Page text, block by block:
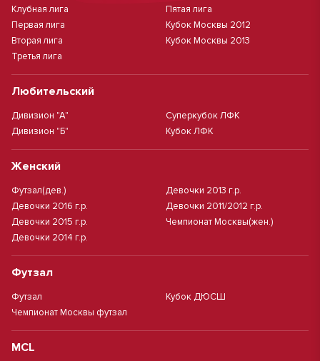
Клубная лига
Первая лига
Вторая лига
Третья лига
Пятая лига
Кубок Москвы 2012
Кубок Москвы 2013
Любительский
Дивизион "А"
Дивизион "Б"
Суперкубок ЛФК
Кубок ЛФК
Женский
Футзал(дев.)
Девочки 2016 г.р.
Девочки 2015 г.р.
Девочки 2014 г.р.
Девочки 2013 г.р.
Девочки 2011/2012 г.р.
Чемпионат Москвы(жен.)
Футзал
Футзал
Чемпионат Москвы футзал
Кубок ДЮСШ
MCL